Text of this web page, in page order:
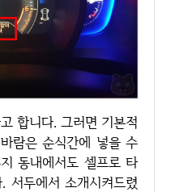
람은 순식간에 넣을 수
동내에서도 셀프로 타
서두에서 소개시켜드렸